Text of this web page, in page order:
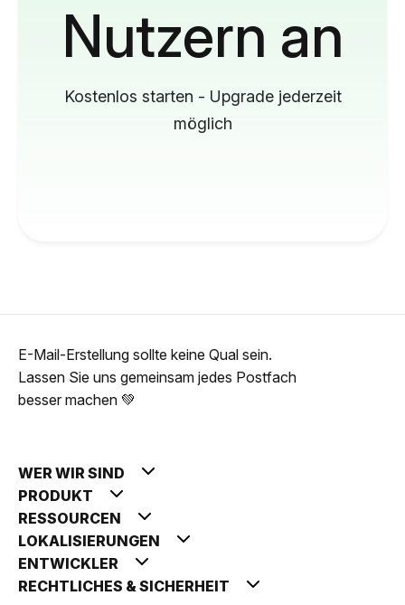
Nutzern an
Kostenlos starten - Upgrade jederzeit
möglich
E-Mail-Erstellung sollte keine Qual sein.
Lassen Sie uns gemeinsam jedes Postfach
besser machen 💚
WER WIR SIND
PRODUKT
RESSOURCEN
LOKALISIERUNGEN
ENTWICKLER
RECHTLICHES & SICHERHEIT